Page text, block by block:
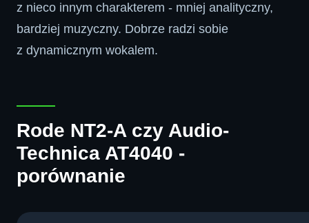
z nieco innym charakterem - mniej analityczny,
bardziej muzyczny. Dobrze radzi sobie
z dynamicznym wokalem.
Rode NT2-A czy Audio-
Technica AT4040 -
porównanie